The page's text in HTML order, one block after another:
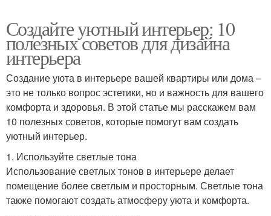
Создайте уютный интерьер: 10
полезных советов для дизайна
интерьера
Создание уюта в интерьере вашей квартиры или дома –
это не только вопрос эстетики, но и важность для вашего
комфорта и здоровья. В этой статье мы расскажем вам
10 полезных советов, которые помогут вам создать
уютный интерьер.
1. Используйте светлые тона
Использование светлых тонов в интерьере делает
помещение более светлым и просторным. Светлые тона
также помогают создать атмосферу уюта и комфорта.